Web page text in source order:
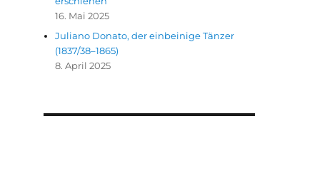
16. Mai 2025
Juliano Donato, der einbeinige Tänzer
(1837/38–1865)
8. April 2025